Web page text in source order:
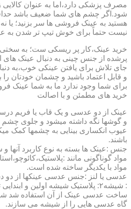
مصرف پزشکی دارد،اما به عنوان کالایی
شود.اگر چشم های شما ضعیف باشد
هستید به عینک فروشی ها سر بزنید؛ یا
نیست حتماً برای خوش تیپ تر شدن به
خرید عینک،کار پر ریسکی ست؛ به سختی
پرشده از جنس چینی به دنبال عینک های
جای تلاش برای یافتن عینکی خوب،به
و قابل اعتماد باشید و چشمان خودتان را
برای شما وجود ندارد ما به شما عینک
خرید های مطمئن و با اصالت
عینک از دو عدسی و یک قاب یا فریم
و گوشها نگه داشته میشود و جلوی چشم
عیوب انکساری بینایی به چشمها کمک
باشند.
جنس :عینک ها بسته به نوع کاربرد آنها و
مواد گوناگونی مانند
مواد با یکدیگر ساخته شده است.
: شیشه۲: پلاستیک شیشه اولین و
ساخت عدسی عینک از آن استفاده شد
گاه عدسی هایی را از شیشه می سازند.